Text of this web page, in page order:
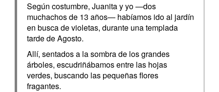
Según costumbre, Juanita y yo —dos
muchachos de 13 años— habíamos ido al jardín
en busca de violetas, durante una templada
tarde de Agosto.
Allí, sentados a la sombra de los grandes
árboles, escudriñábamos entre las hojas
verdes, buscando las pequeñas flores
fragantes.